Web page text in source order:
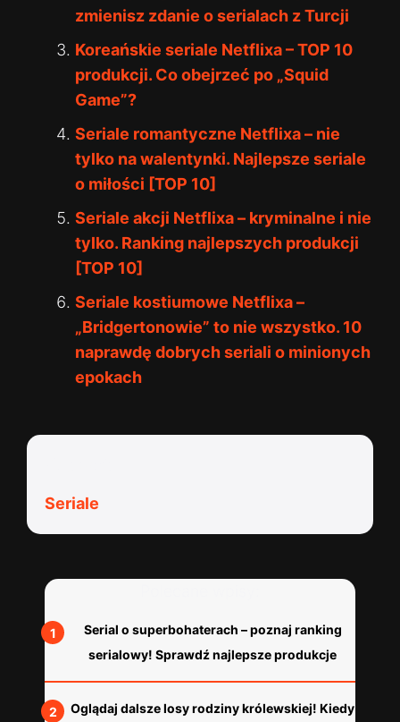
zmienisz zdanie o serialach z Turcji
Koreańskie seriale Netflixa – TOP 10
produkcji. Co obejrzeć po „Squid
Game”?
Seriale romantyczne Netflixa – nie
tylko na walentynki. Najlepsze seriale
o miłości [TOP 10]
Seriale akcji Netflixa – kryminalne i nie
tylko. Ranking najlepszych produkcji
[TOP 10]
Seriale kostiumowe Netflixa –
„Bridgertonowie” to nie wszystko. 10
naprawdę dobrych seriali o minionych
epokach
Seriale
Serial o superbohaterach – poznaj ranking
serialowy! Sprawdź najlepsze produkcje
Oglądaj dalsze losy rodziny królewskiej! Kiedy